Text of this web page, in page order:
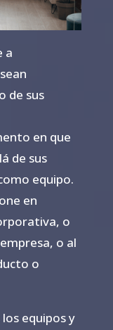
a
de sus
en que
de sus
equipo.
en
o
o al
o
equipos y